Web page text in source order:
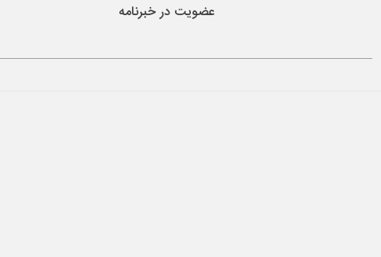
عضویت در خبرنامه